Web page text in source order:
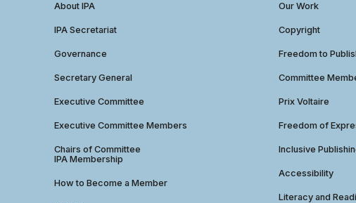
About IPA
IPA Secretariat
Governance
Secretary General
Executive Committee
Executive Committee Members
Chairs of Committee
IPA Membership
How to Become a Member
Our Work
Copyright
Freedom to
Committee
Prix Voltaire
Freedom of
Inclusive
Accessibility
Literacy and